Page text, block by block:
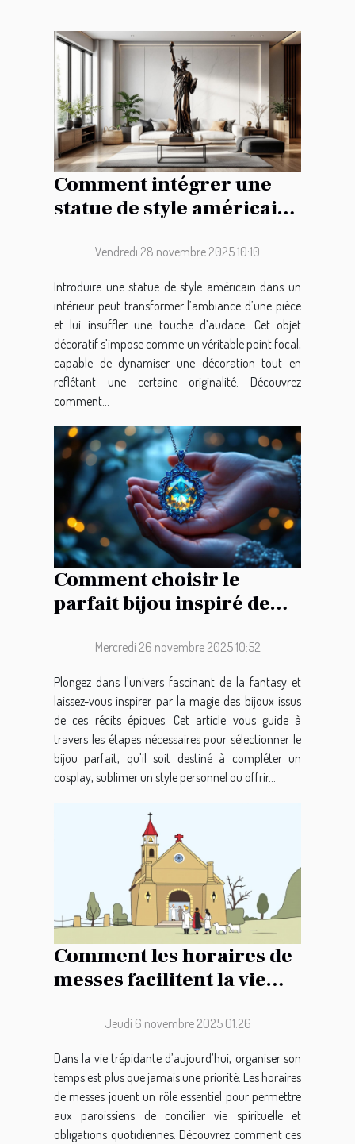
Comment intégrer une
statue de style américain
intérieure ?
Vendredi 28 novembre 2025 10:10
Introduire une statue de style américain dans un
intérieur peut transformer l’ambiance d’une pièce
et lui insuffler une touche d’audace. Cet objet
décoratif s’impose comme un véritable point focal,
capable de dynamiser une décoration tout en
reflétant une certaine originalité. Découvrez
comment...
Comment choisir le
parfait bijou inspiré de
Mercredi 26 novembre 2025 10:52
Plongez dans l'univers fascinant de la fantasy et
laissez-vous inspirer par la magie des bijoux issus
de ces récits épiques. Cet article vous guide à
travers les étapes nécessaires pour sélectionner le
bijou parfait, qu'il soit destiné à compléter un
cosplay, sublimer un style personnel ou offrir...
Comment les horaires de
messes facilitent la vie
Jeudi 6 novembre 2025 01:26
Dans la vie trépidante d’aujourd’hui, organiser son
temps est plus que jamais une priorité. Les horaires
de messes jouent un rôle essentiel pour permettre
aux paroissiens de concilier vie spirituelle et
obligations quotidiennes. Découvrez comment ces